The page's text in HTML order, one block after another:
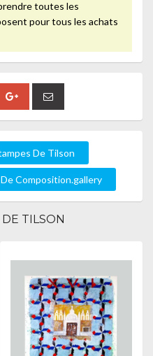
toutes les
pour tous les achats
De Tilson
Composition.gallery
TILSON